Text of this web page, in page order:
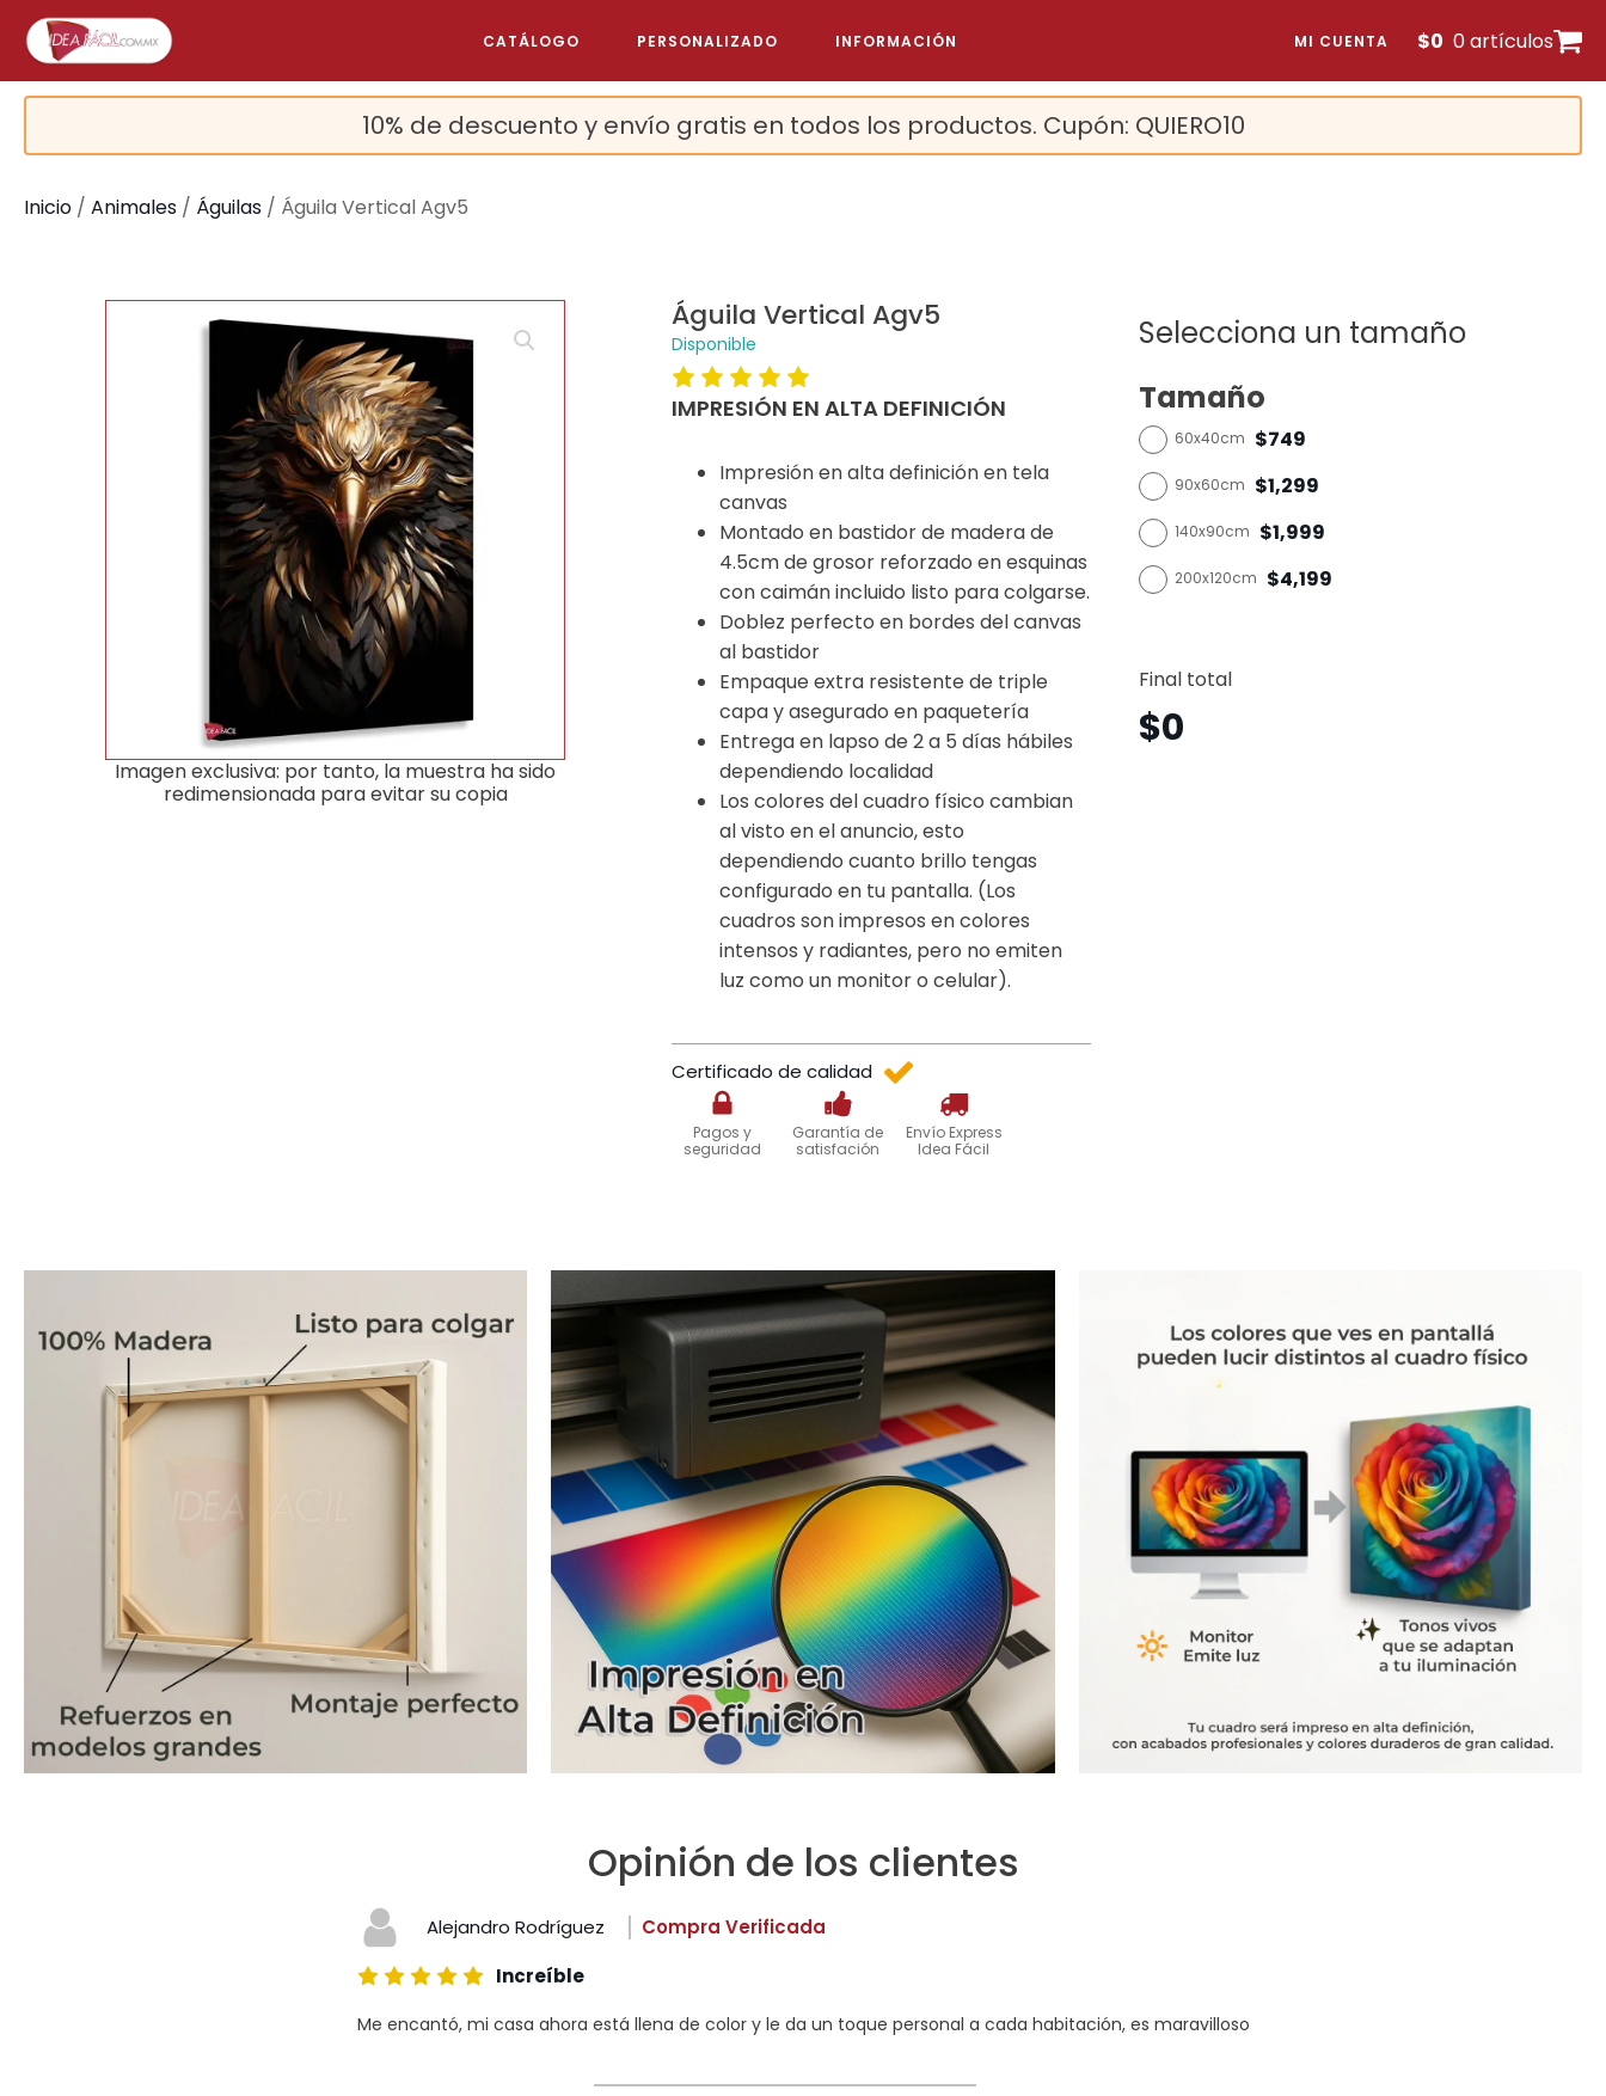
CATÁLOGO PERSONALIZADO INFORMACIÓN MI CUENTA $0 0 artículos
10% de descuento y envío gratis en todos los productos. Cupón: QUIERO10
Inicio / Animales / Águilas / Águila Vertical Agv5
Imagen exclusiva: por tanto, la muestra ha sido
redimensionada para evitar su copia
Águila Vertical Agv5
Disponible
IMPRESIÓN EN ALTA DEFINICIÓN
Impresión en alta definición en tela
canvas
Montado en bastidor de madera de
4.5cm de grosor reforzado en esquinas
con caimán incluido listo para colgarse.
Doblez perfecto en bordes del canvas
al bastidor
Empaque extra resistente de triple
capa y asegurado en paquetería
Entrega en lapso de 2 a 5 días hábiles
dependiendo localidad
Los colores del cuadro físico cambian
al visto en el anuncio, esto
dependiendo cuanto brillo tengas
configurado en tu pantalla. (Los
cuadros son impresos en colores
intensos y radiantes, pero no emiten
luz como un monitor o celular).
Certificado de calidad
Pagos y
seguridad
Garantía de
satisfación
Envío Express
Idea Fácil
Selecciona un tamaño
Tamaño
60x40cm $749
90x60cm $1,299
140x90cm $1,999
200x120cm $4,199
Final total
$0
Opinión de los clientes
Alejandro Rodríguez
Compra Verificada
Increíble
Me encantó, mi casa ahora está llena de color y le da un toque personal a cada habitación, es maravilloso